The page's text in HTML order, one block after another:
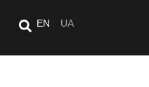
EN UA